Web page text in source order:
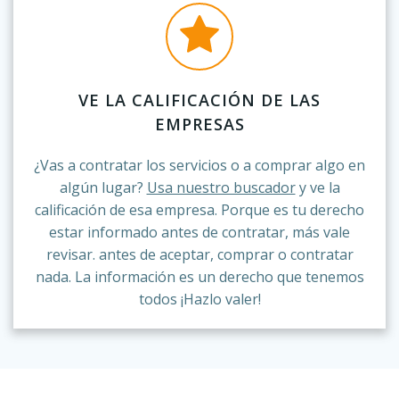
VE LA CALIFICACIÓN DE LAS
EMPRESAS
¿Vas a contratar los servicios o a comprar algo en
algún lugar? Usa nuestro buscadory ve la
calificación de esa empresa. Porque es tu derecho
estar informado antes de contratar, más vale
revisar. antes de aceptar, comprar o contratar
nada. La información es un derecho que tenemos
todos ¡Hazlo valer!